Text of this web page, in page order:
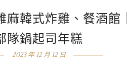
麻韓式炸雞、餐酒館
隊鍋起司年糕
2023 年 12 月 12 日